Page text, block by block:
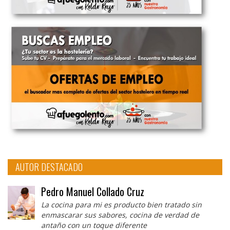
AUTOR DESTACADO
Pedro Manuel Collado Cruz
La cocina para mi es producto bien tratado sin
enmascarar sus sabores, cocina de verdad de
antaño con un toque diferente